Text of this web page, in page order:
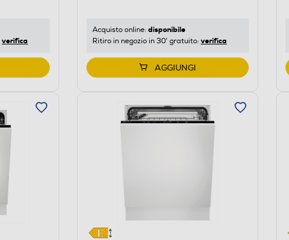
verifica
di
Youreko.
Acquisto online: disponibile
Ritiro in negozio in 30' gratuito: verifica
AGGIUNGI